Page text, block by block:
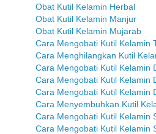
Obat Kutil Kelamin Herbal
Obat Kutil Kelamin Manjur
Obat Kutil Kelamin Mujarab
Cara Mengobati Kutil Kelamin
Cara Menghilangkan Kutil
Cara Mengobati Kutil Kelamin
Cara Mengobati Kutil Kelamin
Cara Mengobati Kutil Kelamin
Cara Menyembuhkan Kutil
Cara Mengobati Kutil Kelamin
Cara Mengobati Kutil Kelamin